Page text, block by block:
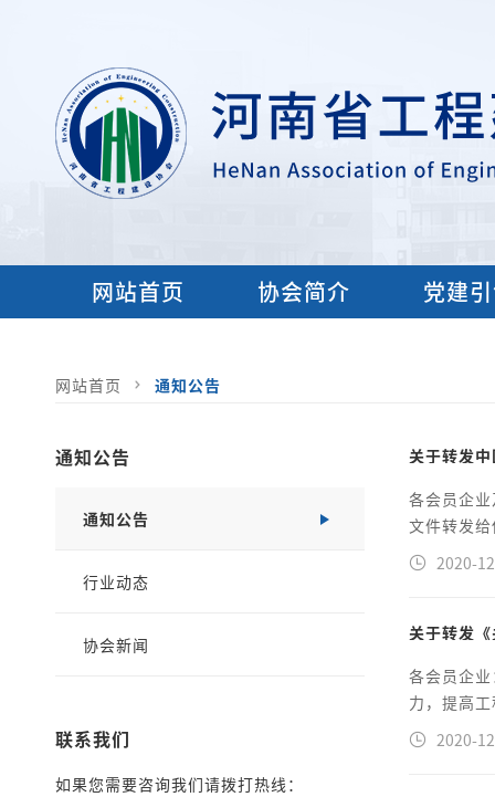
网站首页 协会简介 党建
网站首页 通知公告
通知公告
通知公告
行业动态
协会新闻
联系我们
如果您需要咨询我们请拨打热线：
关于转发
各会员企
文件转发
2020-
关于转发
各会员企
力，提高
2020-